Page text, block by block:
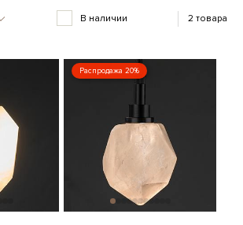
В наличии 2 товара
Распродажа 20%